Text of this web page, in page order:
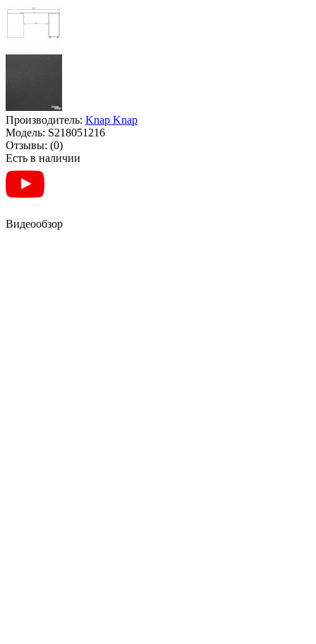
Производитель: Knap Knap
Модель: S218051216
Отзывы: (0)
Есть в наличии
Видеообзор